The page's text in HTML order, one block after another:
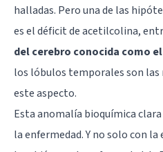
halladas. Pero una de las
es el déficit de acetilcolina,
del cerebro conocida como
los lóbulos temporales son las
este aspecto.
Esta anomalía bioquímica
la enfermedad. Y no solo con